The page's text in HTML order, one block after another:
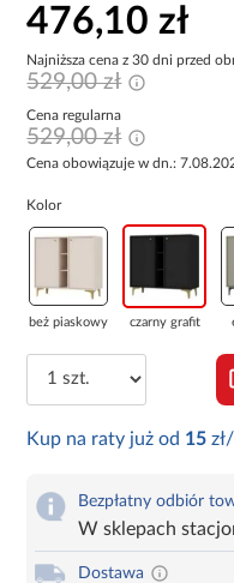
476,10 zł
Najniższa cena z 30 dni przed
529,00 zł
Cena regularna
529,00 zł
Cena obowiązuje w dn.:
Kolor
beż piaskowy czarny grafit
Kup na raty już od 15
Bezpłatny odbiór
W sklepach
Dostawa